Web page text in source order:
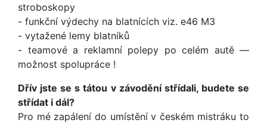
stroboskopy
- funkční výdechy na blatnících viz. e46 M3
- vytažené lemy blatníků
- teamové a reklamní polepy po celém autě —
možnost spolupráce !
Dřív jste se s tátou v závodění střídali, budete se
střídat i dál?
Pro mé zapálení do umístění v českém mistráku to